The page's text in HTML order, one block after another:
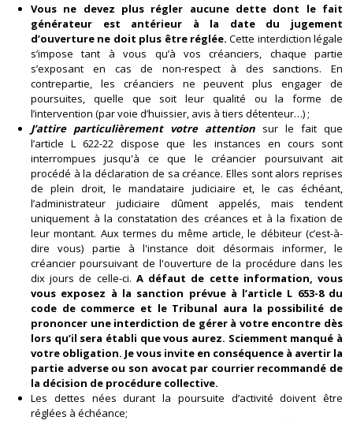
Vous ne devez plus régler aucune dette dont le fait
générateur est antérieur à la date du jugement
d’ouverture ne doit plus être réglée.Cette interdiction légale
s’impose tant à vous qu’à vos créanciers, chaque partie
s’exposant en cas de non-respect à des sanctions. En
contrepartie, les créanciers ne peuvent plus engager de
poursuites, quelle que soit leur qualité ou la forme de
l’intervention (par voie d’huissier, avis à tiers détenteur…) ;
J’attire particulièrement votre attention sur le fait que
l’article L 622-22 dispose que les instances en cours sont
interrompues jusqu'à ce que le créancier poursuivant ait
procédé à la déclaration de sa créance. Elles sont alors reprises
de plein droit, le mandataire judiciaire et, le cas échéant,
l’administrateur judiciaire dûment appelés, mais tendent
uniquement à la constatation des créances et à la fixation de
leur montant. Aux termes du même article, le débiteur (c’est-à-
dire vous) partie à l'instance doit désormais informer, le
créancier poursuivant de l'ouverture de la procédure dans les
dix jours de celle-ci. A défaut de cette information, vous
vous exposez à la sanction prévue à l’article L 653-8 du
code de commerce et le Tribunal aura la possibilité de
prononcer une interdiction de gérer à votre encontre dès
lors qu’il sera établi que vous aurez. Sciemment manqué à
votre obligation. Je vous invite en conséquence à avertir la
partie adverse ou son avocat par courrier recommandé de
la décision de procédure collective.
Les dettes nées durant la poursuite d’activité doivent être
réglées à échéance;